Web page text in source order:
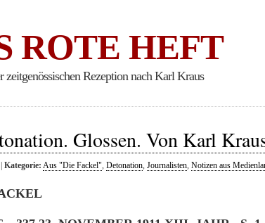
ROTE HEFT
zeitgenössischen Rezeption nach Karl Kraus
Glossen. Von Karl
Kategorie: Aus "Die Fackel", Detonation, Journalisten, Notizen aus